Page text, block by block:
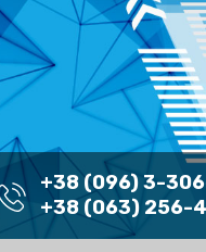
+38 (096) 3-
+38 (063) 256-